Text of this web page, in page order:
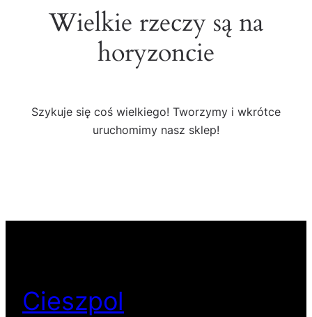
Wielkie rzeczy są na
horyzoncie
Szykuje się coś wielkiego! Tworzymy i wkrótce
uruchomimy nasz sklep!
Cieszpol